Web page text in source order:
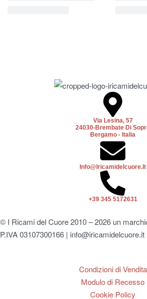
Via Lesina, 57
24030-Brembate Di
Bergamo - Italia
Info@iricamidelcuore.it
+39 345 5172631
© I Ricami del Cuore 2010 – 2026 un
P.IVA 03107300166 | info@iricamidelcuore.it
Condizioni di Vendita
Modulo di Recesso
Cookie Policy